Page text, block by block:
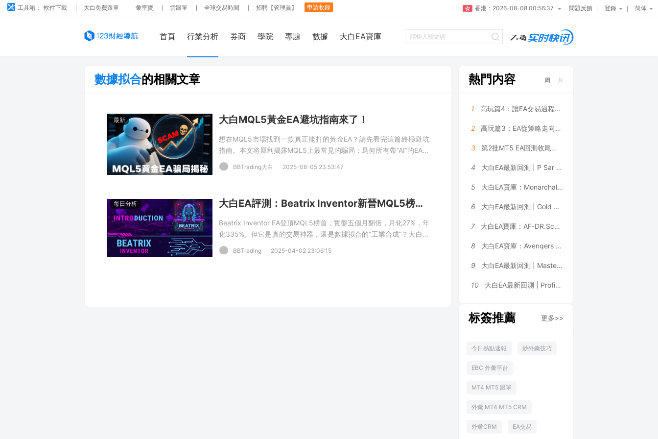
工具箱： 軟件下載 大白免費跟單 彙率寶 雲跟單 全球交易時間 招聘【管理員】 申請收錄 香港： 2026-08-08 00:56:37 問題反饋 登錄 简体
首頁 行業分析 券商 學院 專題 數據 大白EA寶庫
數據拟合的相關文章
最新 大白MQL5黃金EA避坑指南來了！
想在MQL5市場找到一款真正能打的黃金EA？請先看完這篇終極避坑
指南。本文将犀利揭露MQL5上最常見的騙局：爲何所有帶“AI”的EA都
應直接拉黑？如何識别那些爆倉就換皮的“慣犯”作者？“無馬丁、過
PROP”的營銷噱頭背後藏着哪些貓膩？文章更點名評述Yellowstone,
BBTrading大白 2025-08-05 23:53:47
每日分析 大白EA評測：Beatrix Inventor新晉MQL5榜一，真有兩下子？
Beatrix Inventor EA登頂MQL5榜首，實盤五個月翻倍，月化27%，年
化335%。但它是真的交易神器，還是數據拟合的“工業合成”？大白深
度回測，多角度拆解，揭開EA真實面目！
BBTrading 2025-04-02 23:06:15
熱門内容 周 月
1 高玩篇4：讓EA交易過程更可控——大白科普
2 高玩篇3：EA從策略走向系統——大白科普
3 第2批MT5 EA回測收尾，5個月利潤131萬美金是數據拟合嗎？
4 大白EA最新回測 | P Sar Marti EA V2.02 MT4 2026年回測虧損9,996.47USD，勝率42.02%
5 大白EA寶庫：Monarchal Algo EA | 動态網格 + 鎖盈機制，倉位限制 + 追蹤止損雙重風控 MT4 EA
6 大白EA最新回測 | Gold Pulse MT4_1460+ [Gold Pulse Settings] EA 2026年回測虧損8,076.48USD，勝率50.00%
7 大白EA寶庫：AF-DR.Scalper Pro+ Final｜三位一體交易引擎，震蕩、趨勢行情全覆蓋，可多品種同時運行 MT4 EA
8 大白EA寶庫：Avengers EA | 1.2 倍溫和加倉 + 雙層對沖風控，H4+VWAP 雙重大盤過濾 MT4 EA
9 大白EA最新回測 | Master FX Scalper Ultimate [GOLD/XAUUSD Safe Set M5] EA 2026年回測利潤達248,269,934.32USD，勝率80.73%
10 大白EA最新回測 | ProfitMachine AI Virtual EA [Author Monitoring Settings] 2026年回測利潤達470.44USD，勝率81.83%
标簽推薦 更多>>
今日熱點速報 炒外彙技巧
EBC 外彙平台
MT4 MT5 跟單
外彙 MT4 MT5 CRM
外彙CRM EA交易